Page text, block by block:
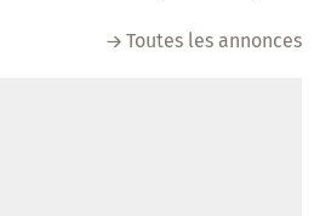
Toutes les annonces